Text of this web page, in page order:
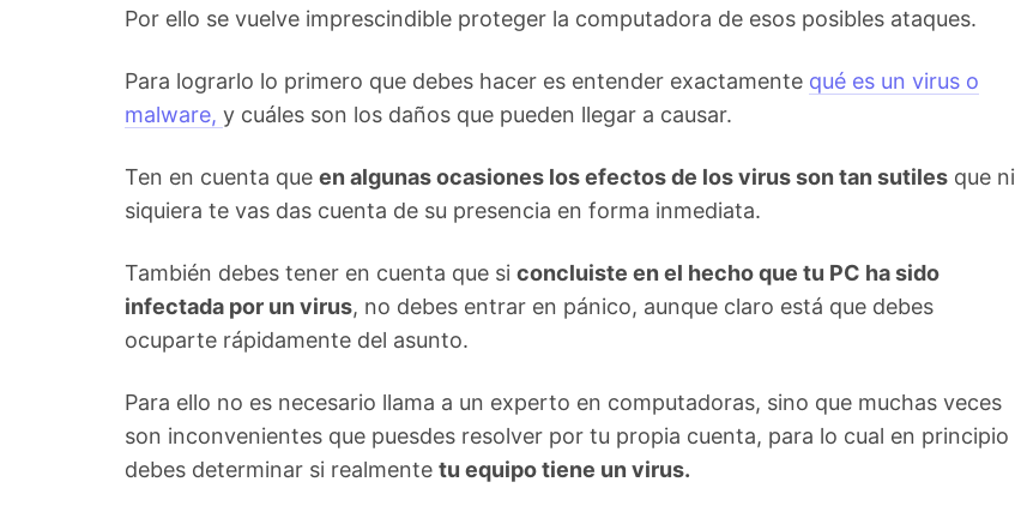
Por ello se vuelve imprescindible proteger la computadora de esos posibles ataques.
Para lograrlo lo primero que debes hacer es entender exactamente qué es un virus o
malware, y cuáles son los daños que pueden llegar a causar.
Ten en cuenta que en algunas ocasiones los efectos de los virus son tan sutiles que ni
siquiera te vas das cuenta de su presencia en forma inmediata.
También debes tener en cuenta que si concluiste en el hecho que tu PC ha sido
infectada por un virus, no debes entrar en pánico, aunque claro está que debes
ocuparte rápidamente del asunto.
Para ello no es necesario llama a un experto en computadoras, sino que muchas veces
son inconvenientes que puesdes resolver por tu propia cuenta, para lo cual en principio
debes determinar si realmente tu equipo tiene un virus.